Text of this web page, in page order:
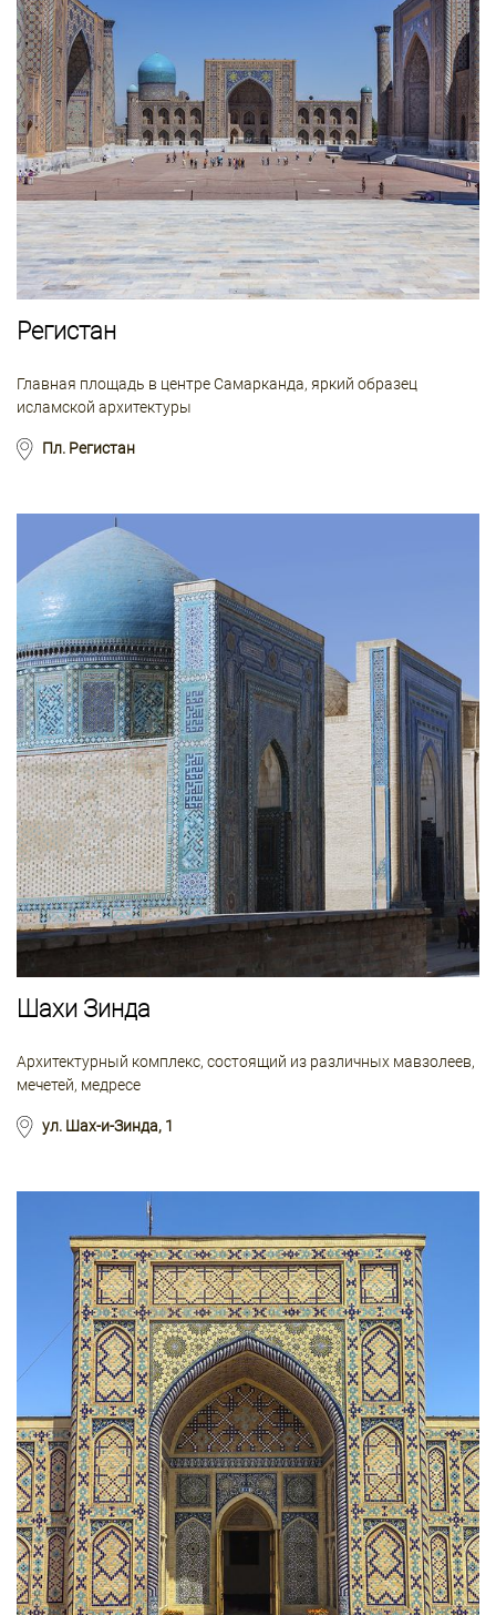
Регистан
Главная площадь в центре Самарканда, яркий образец
исламской архитектуры
Пл. Регистан
Шахи Зинда
Архитектурный комплекс, состоящий из различных мавзолеев,
мечетей, медресе
ул. Шах-и-Зинда, 1